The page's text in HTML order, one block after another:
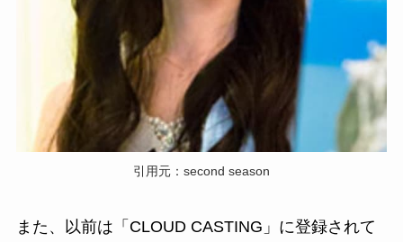
引用元：second season
また、以前は「CLOUD CASTING」に登録されて